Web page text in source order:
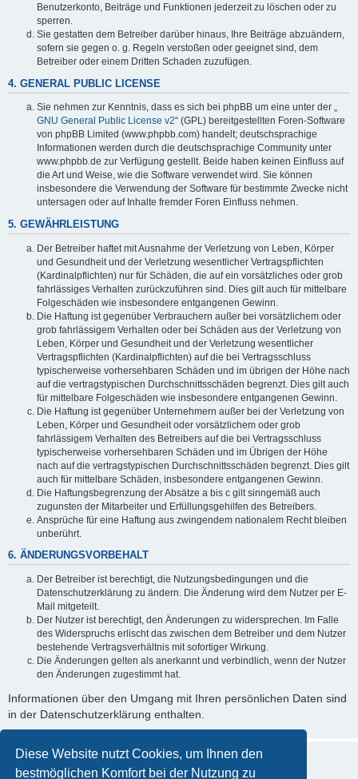
Diese Website nutzt Cookies, um Ihnen den
bestmöglichen Komfort bei der Nutzung zu
Benutzerkonto, Beiträge und Funktionen jederzeit zu löschen oder zu
sperren.
Sie gestatten dem Betreiber darüber hinaus, Ihre Beiträge abzuändern,
sofern sie gegen o. g. Regeln verstoßen oder geeignet sind, dem
Betreiber oder einem Dritten Schaden zuzufügen.
4. GENERAL PUBLIC LICENSE
Sie nehmen zur Kenntnis, dass es sich bei phpBB um eine unter der „
GNU General Public License v2“ (GPL) bereitgestellten Foren-Software
von phpBB Limited (www.phpbb.com) handelt; deutschsprachige
Informationen werden durch die deutschsprachige Community unter
www.phpbb.de zur Verfügung gestellt. Beide haben keinen Einfluss auf
die Art und Weise, wie die Software verwendet wird. Sie können
insbesondere die Verwendung der Software für bestimmte Zwecke nicht
untersagen oder auf Inhalte fremder Foren Einfluss nehmen.
5. GEWÄHRLEISTUNG
Der Betreiber haftet mit Ausnahme der Verletzung von Leben, Körper
und Gesundheit und der Verletzung wesentlicher Vertragspflichten
(Kardinalpflichten) nur für Schäden, die auf ein vorsätzliches oder grob
fahrlässiges Verhalten zurückzuführen sind. Dies gilt auch für mittelbare
Folgeschäden wie insbesondere entgangenen Gewinn.
Die Haftung ist gegenüber Verbrauchern außer bei vorsätzlichem oder
grob fahrlässigem Verhalten oder bei Schäden aus der Verletzung von
Leben, Körper und Gesundheit und der Verletzung wesentlicher
Vertragspflichten (Kardinalpflichten) auf die bei Vertragsschluss
typischerweise vorhersehbaren Schäden und im übrigen der Höhe nach
auf die vertragstypischen Durchschnittsschäden begrenzt. Dies gilt auch
für mittelbare Folgeschäden wie insbesondere entgangenen Gewinn.
Die Haftung ist gegenüber Unternehmern außer bei der Verletzung von
Leben, Körper und Gesundheit oder vorsätzlichem oder grob
fahrlässigem Verhalten des Betreibers auf die bei Vertragsschluss
typischerweise vorhersehbaren Schäden und im Übrigen der Höhe
nach auf die vertragstypischen Durchschnittsschäden begrenzt. Dies gilt
auch für mittelbare Schäden, insbesondere entgangenen Gewinn.
Die Haftungsbegrenzung der Absätze a bis c gilt sinngemäß auch
zugunsten der Mitarbeiter und Erfüllungsgehilfen des Betreibers.
Ansprüche für eine Haftung aus zwingendem nationalem Recht bleiben
unberührt.
6. ÄNDERUNGSVORBEHALT
Der Betreiber ist berechtigt, die Nutzungsbedingungen und die
Datenschutzerklärung zu ändern. Die Änderung wird dem Nutzer per E-
Mail mitgeteilt.
Der Nutzer ist berechtigt, den Änderungen zu widersprechen. Im Falle
des Widerspruchs erlischt das zwischen dem Betreiber und dem Nutzer
bestehende Vertragsverhältnis mit sofortiger Wirkung.
Die Änderungen gelten als anerkannt und verbindlich, wenn der Nutzer
den Änderungen zugestimmt hat.
Informationen über den Umgang mit Ihren persönlichen Daten sind
in der Datenschutzerklärung enthalten.